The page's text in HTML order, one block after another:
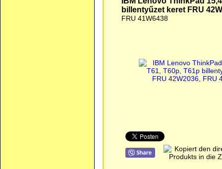
billentyűzet keret FRU
FRU 41W6438